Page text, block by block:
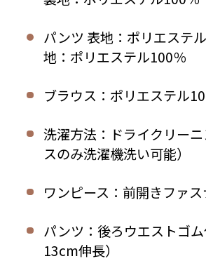
パンツ 表地：ポリエステ
地：ポリエステル100％
ブラウス：ポリエステル
洗濯方法：ドライクリー
スのみ洗濯機洗い可能）
ワンピース：前開きファ
パンツ：後ろウエストゴ
13cm伸長）